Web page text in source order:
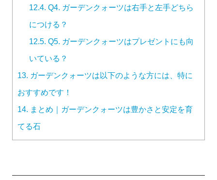
12.4. Q4. ガーデンクォーツは右手と左手どちら
につける？
12.5. Q5. ガーデンクォーツはプレゼントにも向
いている？
13. ガーデンクォーツは以下のような方には、特に
おすすめです！
14. まとめ｜ガーデンクォーツは豊かさと安定を育
てる石